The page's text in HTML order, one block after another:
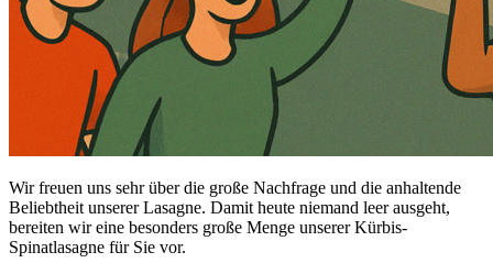
Wir freuen uns sehr über die große Nachfrage und die anhaltende
Beliebtheit unserer Lasagne. Damit heute niemand leer ausgeht,
bereiten wir eine besonders große Menge unserer Kürbis-
Spinatlasagne für Sie vor.